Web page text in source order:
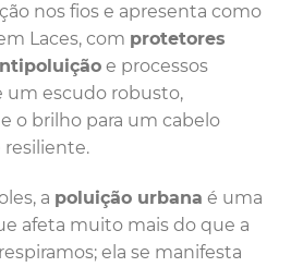
nos fios e apresenta como
Laces, com protetores
e processos
um escudo robusto,
o brilho para um cabelo
a poluição urbana é uma
afeta muito mais do que a
ela se manifesta